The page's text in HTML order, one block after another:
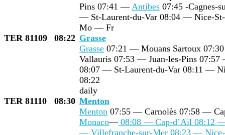
Pins 07:41 — Antibes 07:45 -Cagnes-
— St-Laurent-du-Var 08:04 — Nice-
Mo — Fr
TER 81109
08:22 Grasse
Grasse 07:21 — Mouans Sartoux
Vallauris 07:53 — Juan-les-Pins
08:07 — St-Laurent-du-Var 08:11 —
08:22
daily
TER 81110
08:30 Menton
Menton 07:55 — Carnolès 07:58 —
Monaco—08:08 — Cap-d’Ail 08:12 —
— Villefranche-sur-Mer 08:23 —